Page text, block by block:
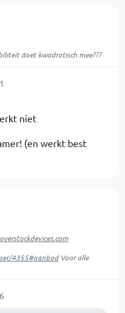
doet kwadratisch mee???
niet
(en werkt best
4355#aanbodVoor alle